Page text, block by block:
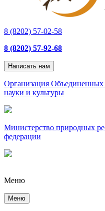
8 (8202) 57-02-58
8 (8202) 57-92-68
Написать нам
Организация
науки и культуры
Министерство природных
федерации
Меню
Меню